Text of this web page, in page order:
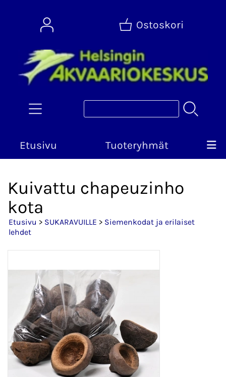
Ostoskori
Etusivu Tuoteryhmät
Kuivattu chapeuzinho
kota
Etusivu > SUKARAVUILLE > Siemenkodat ja erilaiset
lehdet